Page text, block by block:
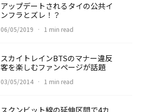
アップデートされるタイの公共イ
ンフラとズレ！？
06/05/2019 · 1 min read
スカイトレインBTSのマナー違反
客を楽しむファンページが話題
03/05/2014 · 1 min read
スクンビット線の延伸区間で4カ